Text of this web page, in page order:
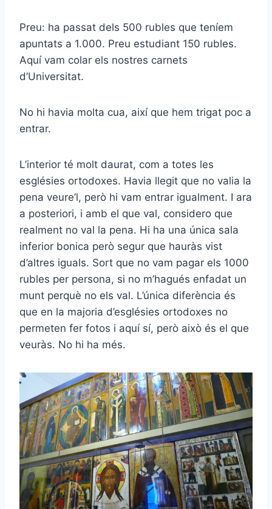
Preu: ha passat dels 500 rubles que teníem
apuntats a 1.000. Preu estudiant 150 rubles.
Aquí vam colar els nostres carnets
d’Universitat.
No hi havia molta cua, així que hem trigat poc a
entrar.
L’interior té molt daurat, com a totes les
esglésies ortodoxes. Havia llegit que no valia la
pena veure’l, però hi vam entrar igualment. I ara
a posteriori, i amb el que val, considero que
realment no val la pena. Hi ha una única sala
inferior bonica però segur que hauràs vist
d’altres iguals. Sort que no vam pagar els 1000
rubles per persona, si no m’hagués enfadat un
munt perquè no els val. L’única diferència és
que en la majoria d’esglésies ortodoxes no
permeten fer fotos i aquí sí, però això és el que
veuràs. No hi ha més.